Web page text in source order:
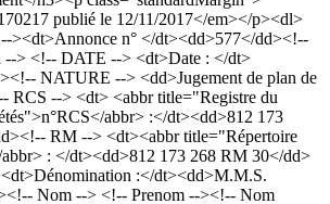
publié le 12/11/2017</em></p><dl>
><dt>Annonce n° </dt><dd>577</dd><!--
--> <!-- DATE --> <dt>Date : </dt>
NATURE --> <dd>Jugement de plan de
RCS --> <dt> <abbr title="Registre du
abbr> :</dt><dd>812 173
RM --> <dt><abbr title="Répertoire
: </dt><dd>812 173 268 RM 30</dd>
:</dt><dd>M.M.S.
Nom --> <!-- Prenom --><!-- Nom